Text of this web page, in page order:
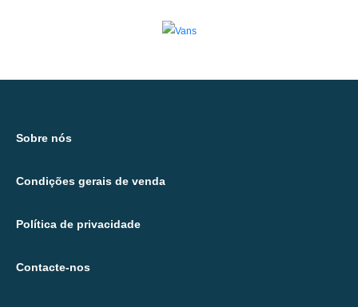
Sobre nós
Condições gerais de venda
Política de privacidade
Contacte-nos